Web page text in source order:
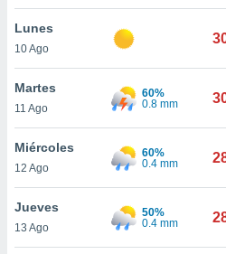
de
cookies
aceptar
Lunes
10 Ago
Martes
11 Ago
60%
0.8 mm
Miércoles
12 Ago
60%
0.4 mm
Jueves
13 Ago
50%
0.4 mm